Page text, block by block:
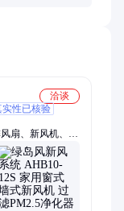
洽谈
实性已核验
扇、新风机、屋
管道、空调风
新风、直流送风
挂式浴霸、风量
岛风